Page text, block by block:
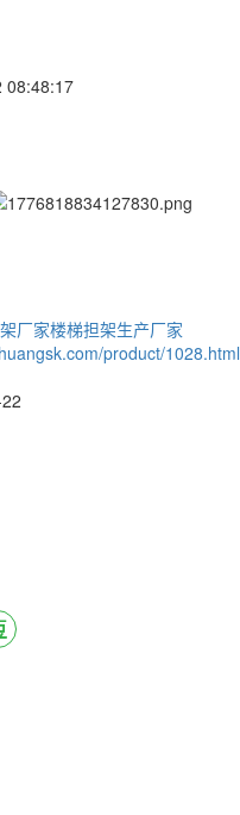
08:48:17
厂家楼梯担架生产厂家
product/1028.html